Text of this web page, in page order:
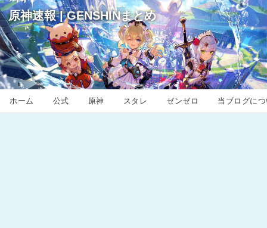
原神速報 | GENSHINまとめ
ホーム 公式 原神 スタレ ゼンゼロ 当ブログに